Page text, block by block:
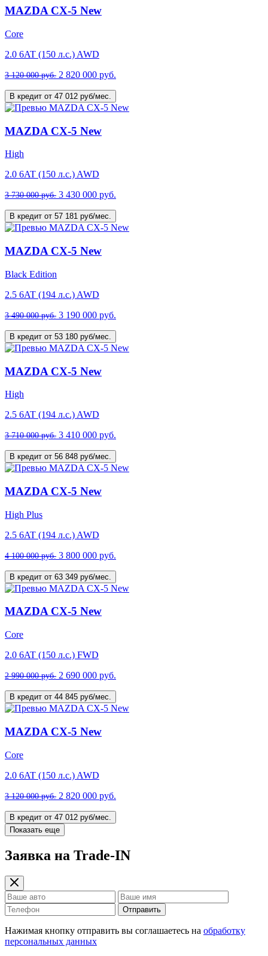
MAZDA CX-5 New
Core
2.0 6AT (150 л.с.) AWD
3 120 000 руб. 2 820 000 руб.
В кредит от 47 012 руб/мес.
MAZDA CX-5 New
High
2.0 6AT (150 л.с.) AWD
3 730 000 руб. 3 430 000 руб.
В кредит от 57 181 руб/мес.
MAZDA CX-5 New
Black Edition
2.5 6AT (194 л.с.) AWD
3 490 000 руб. 3 190 000 руб.
В кредит от 53 180 руб/мес.
MAZDA CX-5 New
High
2.5 6AT (194 л.с.) AWD
3 710 000 руб. 3 410 000 руб.
В кредит от 56 848 руб/мес.
MAZDA CX-5 New
High Plus
2.5 6AT (194 л.с.) AWD
4 100 000 руб. 3 800 000 руб.
В кредит от 63 349 руб/мес.
MAZDA CX-5 New
Core
2.0 6AT (150 л.с.) FWD
2 990 000 руб. 2 690 000 руб.
В кредит от 44 845 руб/мес.
MAZDA CX-5 New
Core
2.0 6AT (150 л.с.) AWD
3 120 000 руб. 2 820 000 руб.
В кредит от 47 012 руб/мес.
Показать еще
Заявка на Trade-IN
Отправить
Нажимая кнопку отправить вы соглашаетесь на обработку
персональных данных